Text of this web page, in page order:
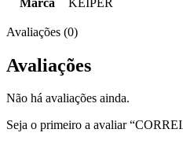
Avaliações (0)
Avaliações
Não há avaliações ainda.
Seja o primeiro a avaliar